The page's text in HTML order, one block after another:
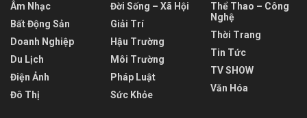
Âm Nhạc
Bất Động Sản
Doanh Nghiệp
Du Lịch
Điện Ảnh
Đô Thị
Đời Sống – Xã Hội
Giải Trí
Hậu Trường
Môi Trường
Pháp Luật
Sức Khỏe
Thể Thao – Công
Nghệ
Thời Trang
Tin Tức
TV SHOW
Văn Hóa